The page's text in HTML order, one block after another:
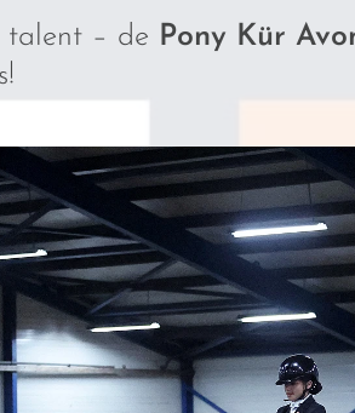
talent – de Pony Kür
🐴